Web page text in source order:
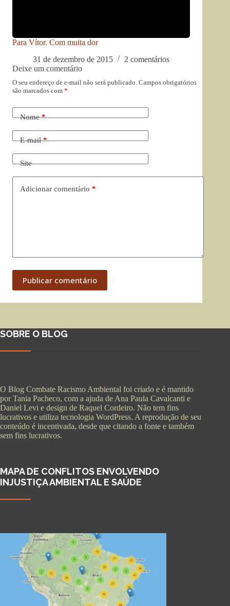
Para Vítor. Com muita dor
31 de dezembro de 2015
2 comentários
Deixe um comentário
O seu endereço de e-mail não será publicado. Campos obrigatórios
são marcados com *
Nome*
E-mail*
Site
Adicionar comentário *
Publicar comentário
SOBRE O BLOG
O Blog Combate Racismo Ambiental foi criado e é mantido
por Tania Pacheco, com a ajuda de Ana Paula Cavalcanti e
Daniel Levi e design de Raquel Cordeiro. Não tem fins
lucrativos e utiliza tecnologia WordPress. A reprodução de seu
conteúdo é incentivada, desde que citando a fonte e também
sem fins lucrativos.
MAPA DE CONFLITOS ENVOLVENDO
INJUSTIÇA AMBIENTAL E SAÚDE